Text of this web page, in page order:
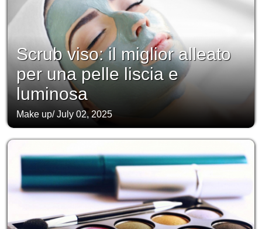
Scrub viso: il miglior alleato
per una pelle liscia e
luminosa
Make up/July 02, 2025